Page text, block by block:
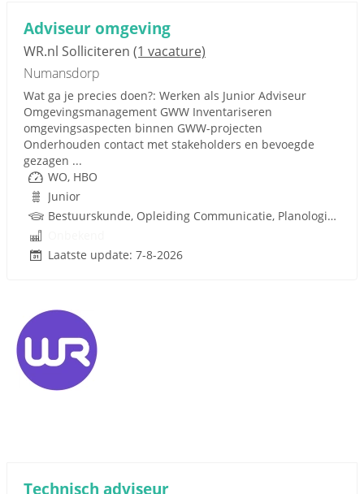
Adviseur omgeving
WR.nl Solliciteren (1 vacature)
Numansdorp
Wat ga je precies doen?: Werken als Junior Adviseur
Omgevingsmanagement GWW Inventariseren
omgevingsaspecten binnen GWW-projecten
Onderhouden contact met stakeholders en bevoegde
gezagen ...
WO, HBO
Junior
Bestuurskunde, Opleiding Communicatie, Planologie, Ruimtelijke Ordening, Rijbewijs
Laatste update: 7-8-2026
Technisch adviseur